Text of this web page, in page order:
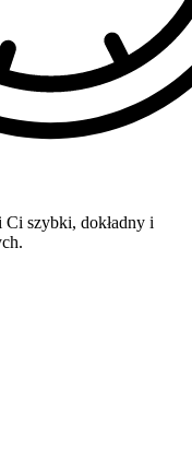
szybki, dokładny i